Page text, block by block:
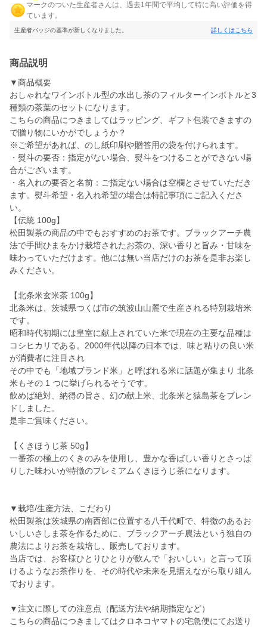
マークのついた生産者さんは、過去1年間で平均して特に高い評価を得
ています。
生産者バッジの基準が新しくなりました。 詳しくはこちら
商品説明
▼商品概要
おしゃれなワインボトル型の水出し茶のフィルターインボトルと3
種類の茶葉のセットになります。
こちらの商品につきましてはラッピング、ギフト包装できますの
で贈り物にいかがでしょうか？
※ご希望があれば、のし紙印刷や贈答用の袋を付けられます。
・熨斗の要否：指定がない場合、熨斗をつけることができない場
合がございます。
・名入れの要否と名前：ご指定ない場合は空欄とさせていただき
ます。熨斗希望・名入れ希望の場合は特記事項にご記入くださ
い。
【伝統 100g】
松田製茶の商品の中でもおすすめのお茶です。ブラックアーチ農
法で手間ひまをかけ栽培されたお茶の、深い香りと旨み・甘味を
味わっていただけます。他には無い当店だけのお茶を是非お楽し
みください。
【北条米玄米茶 100g】
北条米は、茨城県つくば市の筑波山山麓で生産される特別栽培米
です。
昭和時代初期には皇室に献上されていた米で現在の主要な品種は
コシヒカリである。2000年代以降の日本では、味と粘りの良い米
が消費者に注目され
その中でも「地域ブランド米」と呼ばれる米に話題が集まり 北条
米もその 1 つに挙げられるそうです。
飲めば絶対、納得の旨さ、幻の献上米、北条米と猿島茶をブレン
ドしました。
是非ご賞味ください。
【くきほうじ茶 50g】
一番茶の極上のくきのみを使用し、豊かな香ばしい香りとさっぱ
りした味わいが特徴のプレミアムくきほうじ茶になります。
▼栽培/生産方法、こだわり
松田製茶は茨城県の南西部に位置する八千代町で、特徴のあるお
いしいさしま茶を作るために、ブラックアーチ農法という独自の
農法によりお茶を栽培し、販売しております。
当店では、お客様ひとりひとりが飲んで「おいしい」と言って頂
けるようなお茶作りを、その時代や未来を見据えながら取り組ん
でおります。
▼注文に際しての注意点（配送方法や納期指定など）
こちらの商品につきましてはクロネコヤマトの宅急便にてお送り